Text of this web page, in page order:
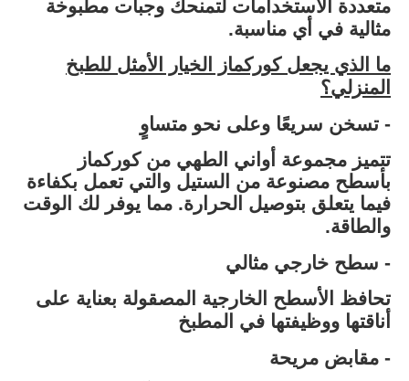
متعددة الاستخدامات لتمنحك وجبات مطبوخة
مثالية في أي مناسبة.
ما الذي يجعل كوركماز الخيار الأمثل للطبخ
المنزلي؟
- تسخن سريعًا وعلى نحو متساوٍ
تتميز مجموعة أواني الطهي من كوركماز
بأسطح مصنوعة من الستيل والتي تعمل بكفاءة
فيما يتعلق بتوصيل الحرارة. مما يوفر لك الوقت
والطاقة.
- سطح خارجي مثالي
تحافظ الأسطح الخارجية المصقولة بعناية على
أناقتها ووظيفتها في المطبخ
- مقابض مريحة